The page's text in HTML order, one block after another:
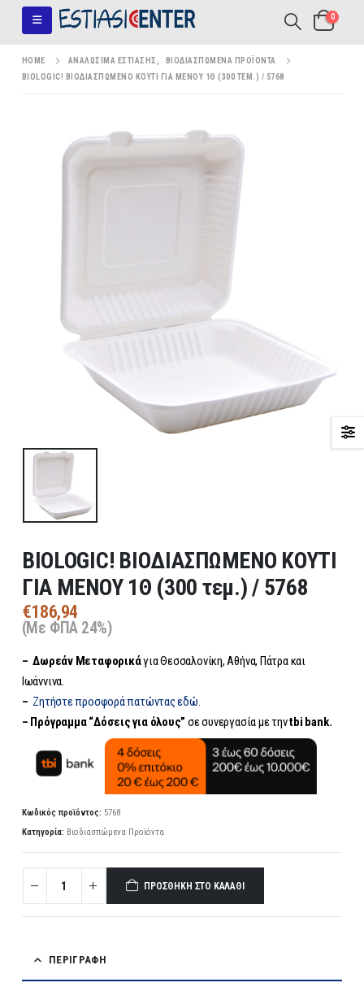
0
HOME ΑΝΑΛΏΣΙΜΑ ΕΣΤΊΑΣΗΣ
ΒΙΟΔΙΑΣΠΏΜΕΝΑ ΠΡΟΪΌΝΤΑ
BIOLOGIC! ΒΙΟΔΙΑΣΠΩΜΕΝO ΚΟΥΤΙ ΓΙΑ ΜΕΝΟΥ 1Θ (300 ΤΕΜ.) / 5768
BIOLOGIC! ΒΙΟΔΙΑΣΠΩΜΕΝO ΚΟΥΤΙ
ΓΙΑ ΜΕΝΟΥ 1Θ (300 τεμ.) / 5768
€186,94
(Με ΦΠΑ 24%)
– Δωρεάν Μεταφορικάγια Θεσσαλονίκη, Αθήνα, Πάτρα και
Ιωάννινα.
– Ζητήστε προσφορά πατώντας εδώ.
– Πρόγραμμα “Δόσεις για όλους” σε συνεργασία με τηνtbi bank.
Κωδικός προϊόντος: 5768
Κατηγορία: Βιοδιασπώμενα Προϊόντα
ΠΡΟΣΘΉΚΗ ΣΤΟ ΚΑΛΆΘΙ
ΠΕΡΙΓΡΑΦΉ